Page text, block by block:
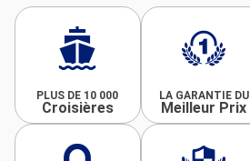
PLUS DE 10 000
Croisières
LA GARANTIE DU
Meilleur Prix